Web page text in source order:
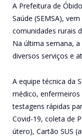
A Prefeitura de
Saúde (SEMSA),
comunidades rurais
Na última semana,
diversos serviços e
A equipe técnica da
médico,
testagens rápidas
Covid-19, coleta de
útero), Cartão SUS